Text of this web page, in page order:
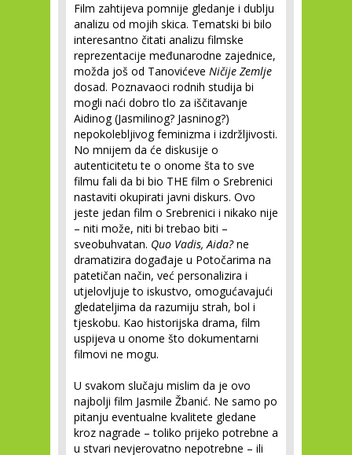
Film zahtijeva pomnije gledanje i dublju
analizu od mojih skica. Tematski bi bilo
interesantno čitati analizu filmske
reprezentacije međunarodne zajednice,
možda još od Tanovićeve Ničije Zemlje
dosad. Poznavaoci rodnih studija bi
mogli naći dobro tlo za iščitavanje
Aidinog (Jasmilinog? Jasninog?)
nepokolebljivog feminizma i izdržljivosti.
No mnijem da će diskusije o
autenticitetu te o onome šta to sve
filmu fali da bi bio THE film o Srebrenici
nastaviti okupirati javni diskurs. Ovo
jeste jedan film o Srebrenici i nikako nije
– niti može, niti bi trebao biti –
sveobuhvatan. Quo Vadis, Aida?ne
dramatizira događaje u Potočarima na
patetičan način, već personalizira i
utjelovljuje to iskustvo, omogućavajući
gledateljima da razumiju strah, bol i
tjeskobu. Kao historijska drama, film
uspijeva u onome što dokumentarni
filmovi ne mogu.
U svakom slučaju mislim da je ovo
najbolji film Jasmile Žbanić. Ne samo po
pitanju eventualne kvalitete gledane
kroz nagrade – toliko prijeko potrebne a
u stvari nevjerovatno nepotrebne – ili